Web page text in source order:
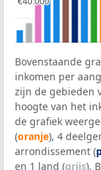
Bovenstaande
inkomen per
zijn de gebieden
hoogte van het
de grafiek
(oranje), 4
arrondissement (
en 1 land (grijs).